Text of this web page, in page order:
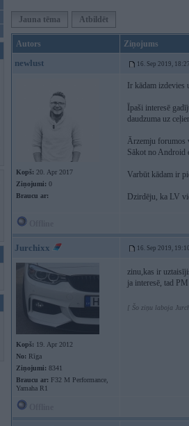
Jauna tēma Atbildēt
Autors Ziņojums
newlust 16. Sep 2019, 18:27
Kopš: 20. Apr 2017
Ziņojumi: 0
Braucu ar:
Ir kādam
Īpaši interesē
daudzuma uz
Ārzemju forumos
Sākot no Android
Varbūt kādam ir
Dzirdēju, ka LV
Jurchixx 16. Sep 2019, 19:10
Kopš: 19. Apr 2012
No: Rīga
Ziņojumi: 8341
Braucu ar: F32 M Performance,
Yamaha R1
zinu,kas ir
ja interesē, tad PM
[ Šo ziņu laboja